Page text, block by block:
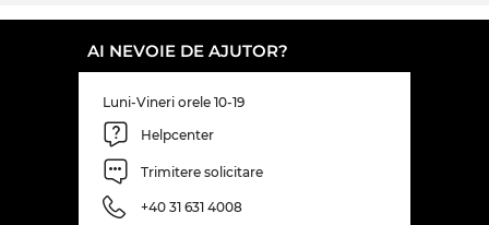
Edel-Optics îţi asiguri cel mai bun preţ, pentru că
standardul nostru prioritar este întotdeauna „on
AI NEVOIE DE AJUTOR?
Luni-Vineri orele 10-19
Helpcenter
Trimitere solicitare
+40 31 631 4008